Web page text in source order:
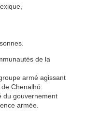
de la
armé agissant
Chenalhó.
du gouvernement
armée.